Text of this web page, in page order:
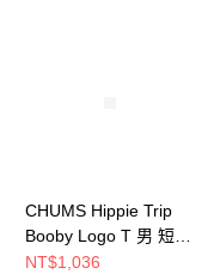
CHUMS Hippie Trip
Booby Logo T 男 短袖
上衣 米灰色
NT$1,036